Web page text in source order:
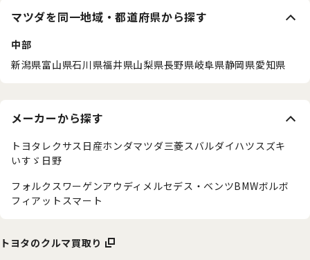
マツダを同一地域・都道府県から探す
中部
新潟県富山県石川県福井県山梨県長野県岐阜県静岡県愛知県
メーカーから探す
トヨタ レクサス 日産ホンダマツダ三菱スバルダイハツ スズキ
いすゞ 日野
フォルクスワーゲンアウディ メルセデス・ベンツBMWボルボ
フィアット スマート
トヨタのクルマ買取り